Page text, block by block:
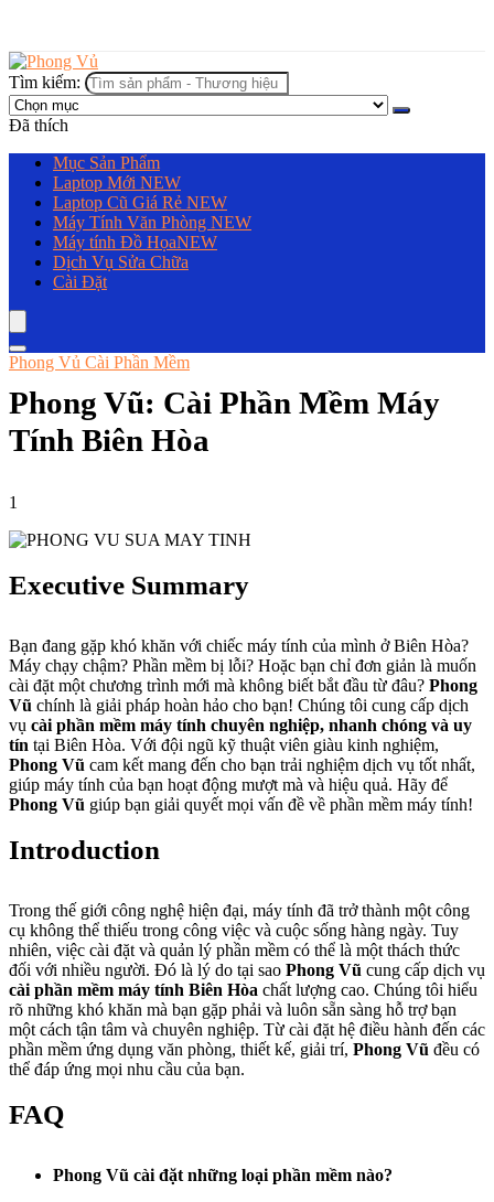
Tìm kiếm:
Đã thích
Mục Sản Phẩm
Laptop Mới NEW
Laptop Cũ Giá Rẻ NEW
Máy Tính Văn Phòng NEW
Máy tính Đồ HọaNEW
Dịch Vụ Sửa Chữa
Cài Đặt
Phong Vủ Cài Phần Mềm
Phong Vũ: Cài Phần Mềm Máy
Tính Biên Hòa
1
Executive Summary
Bạn đang gặp khó khăn với chiếc máy tính của mình ở Biên Hòa?
Máy chạy chậm? Phần mềm bị lỗi? Hoặc bạn chỉ đơn giản là muốn
cài đặt một chương trình mới mà không biết bắt đầu từ đâu? Phong
Vũ chính là giải pháp hoàn hảo cho bạn! Chúng tôi cung cấp dịch
vụ cài phần mềm máy tính chuyên nghiệp, nhanh chóng và uy
tín tại Biên Hòa. Với đội ngũ kỹ thuật viên giàu kinh nghiệm,
Phong Vũ cam kết mang đến cho bạn trải nghiệm dịch vụ tốt nhất,
giúp máy tính của bạn hoạt động mượt mà và hiệu quả. Hãy để
Phong Vũ giúp bạn giải quyết mọi vấn đề về phần mềm máy tính!
Introduction
Trong thế giới công nghệ hiện đại, máy tính đã trở thành một công
cụ không thể thiếu trong công việc và cuộc sống hàng ngày. Tuy
nhiên, việc cài đặt và quản lý phần mềm có thể là một thách thức
đối với nhiều người. Đó là lý do tại sao Phong Vũ cung cấp dịch vụ
cài phần mềm máy tính Biên Hòa chất lượng cao. Chúng tôi hiểu
rõ những khó khăn mà bạn gặp phải và luôn sẵn sàng hỗ trợ bạn
một cách tận tâm và chuyên nghiệp. Từ cài đặt hệ điều hành đến các
phần mềm ứng dụng văn phòng, thiết kế, giải trí, Phong Vũ đều có
thể đáp ứng mọi nhu cầu của bạn.
FAQ
Phong Vũ cài đặt những loại phần mềm nào?